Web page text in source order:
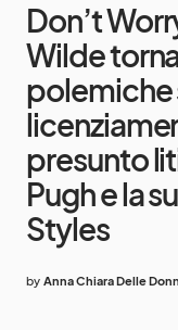
Don’t
Wilde
polemiche
presunto
Pugh e la
Styles
by Anna Chiara Delle